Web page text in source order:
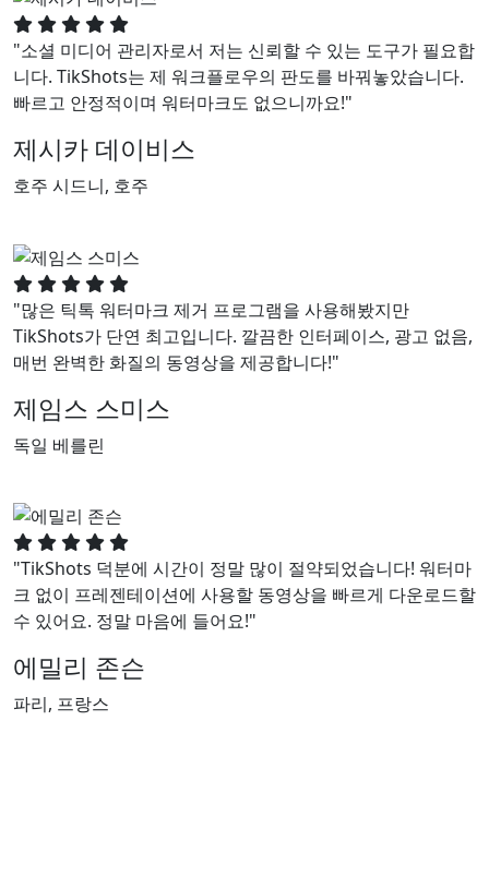
"소셜 미디어 관리자로서 저는 신뢰할 수 있는 도구가 필요합
니다. TikShots는 제 워크플로우의 판도를 바꿔놓았습니다.
빠르고 안정적이며 워터마크도 없으니까요!"
제시카 데이비스
호주 시드니, 호주
"많은 틱톡 워터마크 제거 프로그램을 사용해봤지만
TikShots가 단연 최고입니다. 깔끔한 인터페이스, 광고 없음,
매번 완벽한 화질의 동영상을 제공합니다!"
제임스 스미스
독일 베를린
"TikShots 덕분에 시간이 정말 많이 절약되었습니다! 워터마
크 없이 프레젠테이션에 사용할 동영상을 빠르게 다운로드할
수 있어요. 정말 마음에 들어요!"
에밀리 존슨
파리, 프랑스